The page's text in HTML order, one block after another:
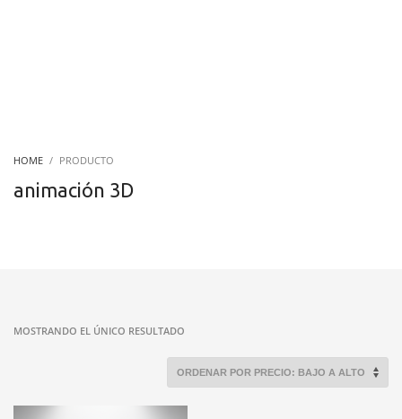
HOME PRODUCTO
animación 3D
MOSTRANDO EL ÚNICO RESULTADO